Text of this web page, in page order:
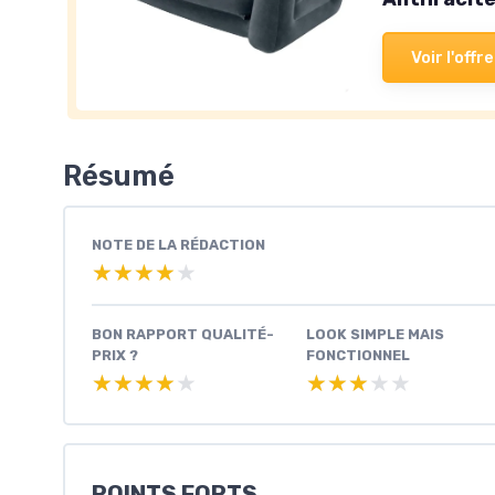
Voir l'offre
Résumé
NOTE DE LA RÉDACTION
★★★★★
★★★★★
BON RAPPORT QUALITÉ-
PRIX ?
★★★★★
★★★★★
LOOK SIMPLE MAIS
FONCTIONNEL
★★★★★
★★★★★